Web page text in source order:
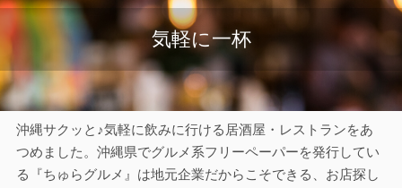
気軽に一杯
沖縄サクッと♪気軽に飲みに行ける居酒屋・レストランをあ
つめました。沖縄県でグルメ系フリーペーパーを発行してい
る『ちゅらグルメ』は地元企業だからこそできる、お店探し